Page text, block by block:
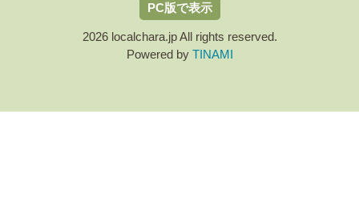
PC版で表示
2026 localchara.jp All rights reserved.
Powered by TINAMI